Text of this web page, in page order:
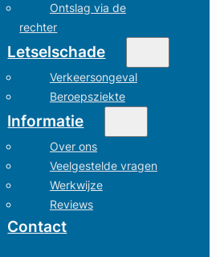
Ontslag via de
rechter
Letselschade
Verkeersongeval
Beroepsziekte
Informatie
Over ons
Veelgestelde vragen
Werkwijze
Reviews
Contact